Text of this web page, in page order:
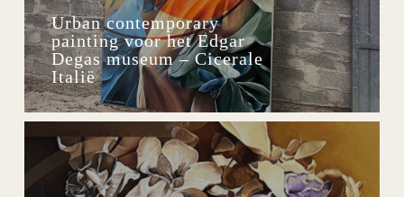
Urban contemporary
painting voor het Edgar
Degas museum – Cicerale
Italië